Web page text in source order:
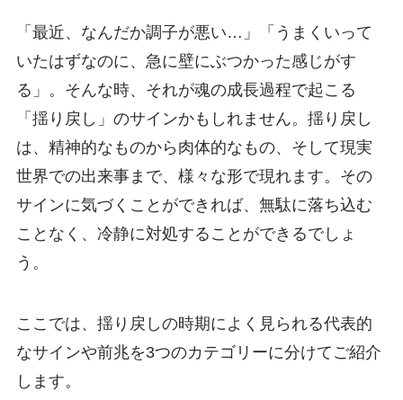
「最近、なんだか調子が悪い…」「うまくいって
いたはずなのに、急に壁にぶつかった感じがす
る」。そんな時、それが魂の成長過程で起こる
「揺り戻し」のサインかもしれません。揺り戻し
は、精神的なものから肉体的なもの、そして現実
世界での出来事まで、様々な形で現れます。その
サインに気づくことができれば、無駄に落ち込む
ことなく、冷静に対処することができるでしょ
う。
ここでは、揺り戻しの時期によく見られる代表的
なサインや前兆を3つのカテゴリーに分けてご紹介
します。